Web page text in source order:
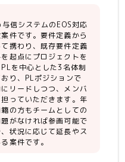
こと
信システムのEOS対応
件です。要件定義から
携わり、既存要件定義
起点にプロジェクトを
を中心とした3名体制
り、PLポジションで
リードしつつ、メンバ
っていただきます。年
の方もチームとしての
がなければ参画可能で
状況に応じて延長やス
案件です。